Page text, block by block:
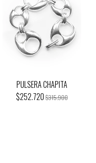
PULSERA CHAPITA
$252.720 $315.900